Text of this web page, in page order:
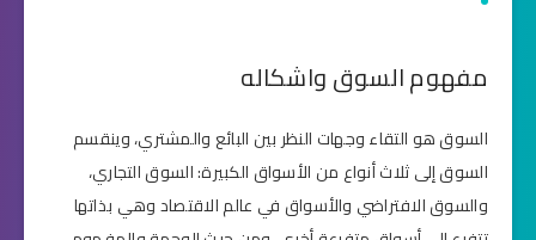
مفهوم السوق واشكاله
السوق هو التقاء وجهات النظر بين البائع والمشتري، وينقسم
السوق إلى ثلاث أنواع من الأسواق الكبيرة: السوق التجاري،
والسوق الافتراضي والأسواق في عالم الاقتصاد وهي بذاتها